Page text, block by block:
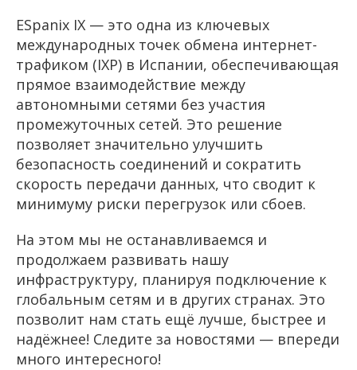
ESpanix IX — это одна из ключевых
международных точек обмена интернет-
трафиком (IXP) в Испании, обеспечивающая
прямое взаимодействие между
автономными сетями без участия
промежуточных сетей. Это решение
позволяет значительно улучшить
безопасность соединений и сократить
скорость передачи данных, что сводит к
минимуму риски перегрузок или сбоев.
На этом мы не останавливаемся и
продолжаем развивать нашу
инфраструктуру, планируя подключение к
глобальным сетям и в других странах. Это
позволит нам стать ещё лучше, быстрее и
надёжнее! Следите за новостями — впереди
много интересного!